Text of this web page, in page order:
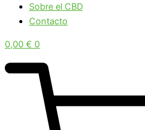
Sobre el CBD
Contacto
0,00 € 0